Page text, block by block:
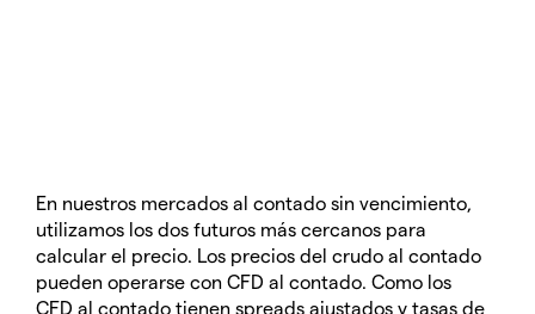
En nuestros mercados al contado sin vencimiento,
utilizamos los dos futuros más cercanos para
calcular el precio. Los precios del crudo al contado
pueden operarse con CFD al contado. Como los
CFD al contado tienen spreads ajustados y tasas de